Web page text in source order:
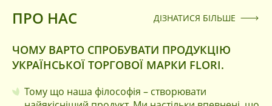
ПРО НАС ДІЗНАТИСЯ БІЛЬШЕ
ЧОМУ ВАРТО СПРОБУВАТИ ПРОДУКЦІЮ
УКРАЇНСЬКОЇ ТОРГОВОЇ МАРКИ FLORI.
Тому що наша філософія – створювати